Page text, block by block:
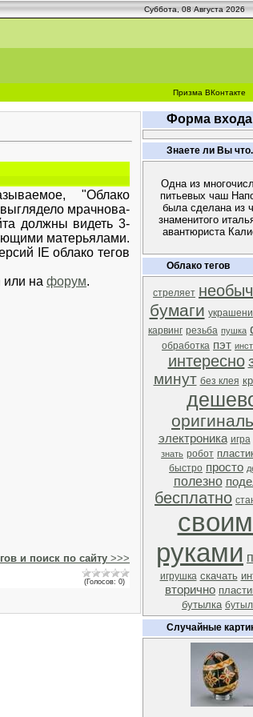
Суббота, 08 Августа 2026
Призма ВКонтакте
"Облако
мрачнова-
должны видеть 3-
матерьялами.
IE облако тегов
или на форум.
и поиск по сайту >>>
(Голосов: 0)
Форма входа
Знаете ли Вы
Одна из
питьевых чаш
была сделана из
знаменитого
авантюриста
Облако тегов
стреляет
бумаги
карвинг резьба пушка
обработка пэт
интересно
минут без клея
электроника игра
знать робот
быстро просто
полезно
бесплатно
руками
игрушка скачать
вторично
бутылка
Случайные